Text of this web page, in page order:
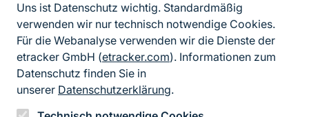
Uns ist Datenschutz wichtig. Standardmäßig
verwenden wir nur technisch notwendige Cookies.
Für die Webanalyse verwenden wir die Dienste der
etracker GmbH (etracker.com). Informationen zum
Datenschutz finden Sie in
unserer Datenschutzerklärung.
FußzeileKontakt zum BfN
Kontaktformular
Erklärung zur Barrierefreiheit
Impressum